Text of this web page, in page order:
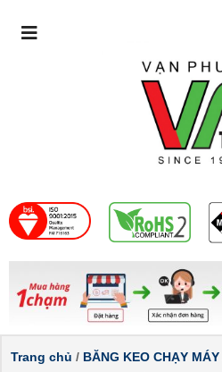
Trang chủ / BĂNG KEO CHẠY MÁY